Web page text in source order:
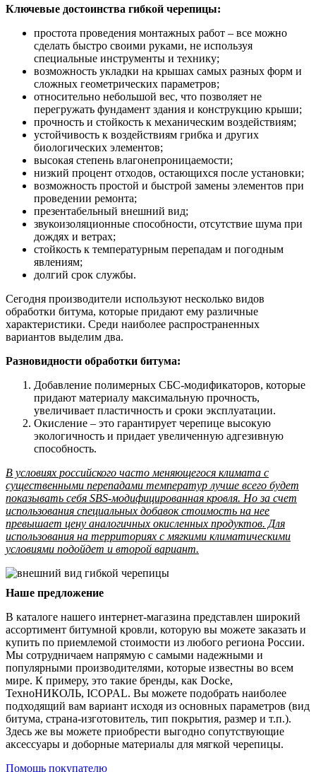
Ключевые достоинства гибкой черепицы:
простота проведения монтажных работ – все можно
сделать быстро своими руками, не используя
специальные инструменты и технику;
возможность укладки на крышах самых разных форм и
сложных геометрических параметров;
относительно небольшой вес, что позволяет не
перегружать фундамент здания и конструкцию крыши;
прочность и стойкость к механическим воздействиям;
устойчивость к воздействиям грибка и других
биологических элементов;
высокая степень влагонепроницаемости;
низкий процент отходов, остающихся после установки;
возможность простой и быстрой замены элементов при
проведении ремонта;
презентабельный внешний вид;
звукоизоляционные способности, отсутствие шума при
дождях и ветрах;
стойкость к температурным перепадам и погодным
явлениям;
долгий срок службы.
Сегодня производители используют несколько видов
обработки битума, которые придают ему различные
характеристики. Среди наиболее распространенных
вариантов выделим два.
Разновидности обработки битума:
Добавление полимерных СБС-модификаторов, которые
придают материалу максимальную прочность,
увеличивает пластичность и сроки эксплуатации.
Окисление – это гарантирует черепице высокую
экологичность и придает увеличенную адгезивную
способность.
В условиях российского часто меняющегося климата с
существенными перепадами температур лучше всего будет
показывать себя SBS-модифицированная кровля. Но за счет
использования специальных добавок стоимость на нее
превышает цену аналогичных окисленных продуктов. Для
использования на территориях с мягкими климатическими
условиями подойдет и второй вариант.
Наше предложение
В каталоге нашего интернет-магазина представлен широкий
ассортимент битумной кровли, которую вы можете заказать и
купить по приемлемой стоимости из любого региона России.
Мы сотрудничаем напрямую с самыми надежными и
популярными производителями, которые известны во всем
мире. К примеру, это такие бренды, как Docke,
ТехноНИКОЛЬ, ICOPAL. Вы можете подобрать наиболее
подходящий вам вариант исходя из основных параметров (вид
битума, страна-изготовитель, тип покрытия, размер и т.п.).
Здесь же вы можете приобрести выгодно сопутствующие
аксессуары и доборные материалы для мягкой черепицы.
Помощь покупателю